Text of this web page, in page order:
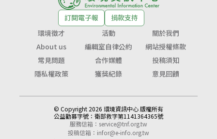
訂閱電子報
捐款支持
環境徵才
活動
關於我們
About us
編輯室自律公約
網站授權條款
常見問題
合作媒體
投稿須知
隱私權政策
獲獎紀錄 意見回饋
© Copyright 2026 環境資訊中心 版權所有
公益勸募字號： 衛部救字第1141364365號
服務信箱： service@tnf.org.tw
投稿信箱： infor@e-info.org.tw